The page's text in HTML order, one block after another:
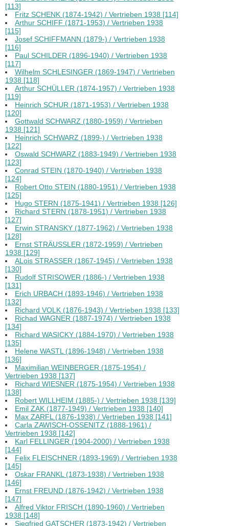
[113]
Fritz SCHENK (1874-1942) / Vertrieben 1938 [114]
Arthur SCHIFF (1871-1953) / Vertrieben 1938
[115]
Josef SCHIFFMANN (1879-) / Vertrieben 1938
[116]
Paul SCHILDER (1896-1940) / Vertrieben 1938
[117]
Wilhelm SCHLESINGER (1869-1947) / Vertrieben
1938 [118]
Arthur SCHÜLLER (1874-1957) / Vertrieben 1938
[119]
Heinrich SCHUR (1871-1953) / Vertrieben 1938
[120]
Gottwald SCHWARZ (1880-1959) / Vertrieben
1938 [121]
Heinrich SCHWARZ (1899-) / Vertrieben 1938
[122]
Oswald SCHWARZ (1883-1949) / Vertrieben 1938
[123]
Conrad STEIN (1870-1940) / Vertrieben 1938
[124]
Robert Otto STEIN (1880-1951) / Vertrieben 1938
[125]
Hugo STERN (1875-1941) / Vertrieben 1938 [126]
Richard STERN (1878-1951) / Vertrieben 1938
[127]
Erwin STRANSKY (1877-1962) / Vertrieben 1938
[128]
Ernst STRÄUSSLER (1872-1959) / Vertrieben
1938 [129]
ALois STRASSER (1867-1945) / Vertrieben 1938
[130]
Rudolf STRISOWER (1886-) / Vertrieben 1938
[131]
Erich URBACH (1893-1946) / Vertrieben 1938
[132]
Richard VOLK (1876-1943) / Vertrieben 1938 [133]
Richad WAGNER (1887-1974) / Vertrieben 1938
[134]
Richard WASICKY (1884-1970) / Vertrieben 1938
[135]
Helene WASTL (1896-1948) / Vertrieben 1938
[136]
Maximilian WEINBERGER (1875-1954) /
Vertrieben 1938 [137]
Richard WIESNER (1875-1954) / Vertrieben 1938
[138]
Robert WILLHEIM (1885-) / Vertrieben 1938 [139]
Emil ZAK (1877-1949) / Vertrieben 1938 [140]
Max ZARFL (1876-1938) / Vertrieben 1938 [141]
Carla ZAWISCH-OSSENITZ (1888-1961) /
Vertrieben 1938 [142]
Karl FELLINGER (1904-2000) / Vertrieben 1938
[144]
Felix FLEISCHNER (1893-1969) / Vertrieben 1938
[145]
Oskar FRANKL (1873-1938) / Vertrieben 1938
[146]
Ernst FREUND (1876-1942) / Vertrieben 1938
[147]
Alfred Viktor FRISCH (1890-1960) / Vertrieben
1938 [148]
Siegfried GATSCHER (1873-1942) / Vertrieben